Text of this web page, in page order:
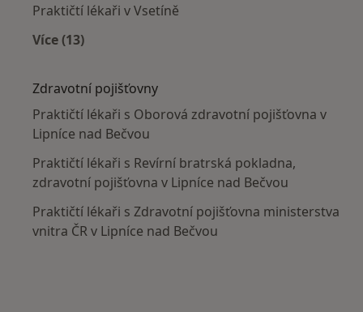
Praktičtí lékaři v Vsetíně
Více (13)
Zdravotní pojišťovny
Praktičtí lékaři s Oborová zdravotní pojišťovna v
Lipníce nad Bečvou
Praktičtí lékaři s Revírní bratrská pokladna,
zdravotní pojišťovna v Lipníce nad Bečvou
Praktičtí lékaři s Zdravotní pojišťovna ministerstva
vnitra ČR v Lipníce nad Bečvou